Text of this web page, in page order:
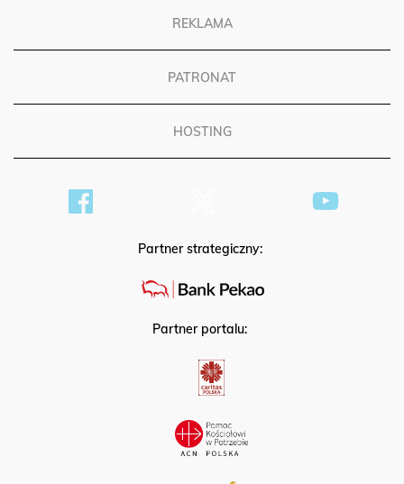
REKLAMA
PATRONAT
HOSTING
Partner strategiczny:
Partner portalu: